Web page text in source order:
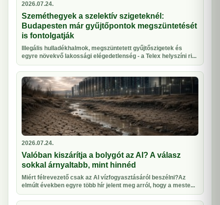
2026.07.24.
Szeméthegyek a szelektív szigeteknél:
Budapesten már gyűjtőpontok megszüntetését
is fontolgatják
Illegális hulladékhalmok, megszüntetett gyűjtőszigetek és
egyre növekvő lakossági elégedetlenség - a Telex helyszíni ri...
2026.07.24.
Valóban kiszárítja a bolygót az AI? A válasz
sokkal árnyaltabb, mint hinnéd
Miért félrevezető csak az AI vízfogyasztásáról beszélni?Az
elmúlt években egyre több hír jelent meg arról, hogy a meste...